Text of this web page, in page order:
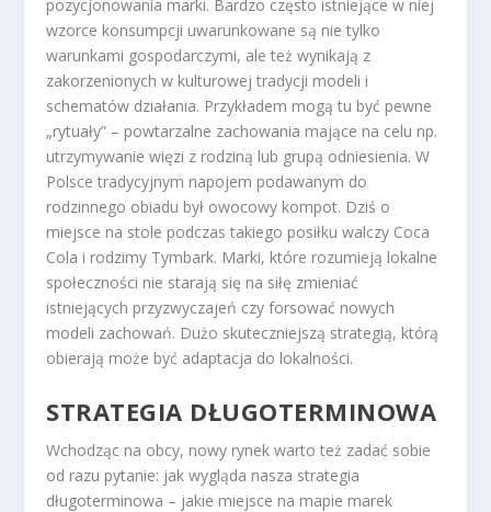
pozycjonowania marki. Bardzo często istniejące w niej
wzorce konsumpcji uwarunkowane są nie tylko
warunkami gospodarczymi, ale też wynikają z
zakorzenionych w kulturowej tradycji modeli i
schematów działania. Przykładem mogą tu być pewne
„rytuały” – powtarzalne zachowania mające na celu np.
utrzymywanie więzi z rodziną lub grupą odniesienia. W
Polsce tradycyjnym napojem podawanym do
rodzinnego obiadu był owocowy kompot. Dziś o
miejsce na stole podczas takiego posiłku walczy Coca
Cola i rodzimy Tymbark. Marki, które rozumieją lokalne
społeczności nie starają się na siłę zmieniać
istniejących przyzwyczajeń czy forsować nowych
modeli zachowań. Dużo skuteczniejszą strategią, którą
obierają może być adaptacja do lokalności.
STRATEGIA DŁUGOTERMINOWA
Wchodząc na obcy, nowy rynek warto też zadać sobie
od razu pytanie: jak wygląda nasza strategia
długoterminowa – jakie miejsce na mapie marek